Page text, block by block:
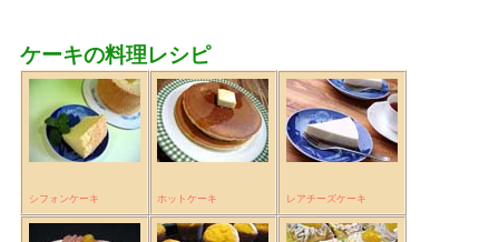
ケーキの料理レシピ
シフォンケーキ ホットケーキ レアチーズケーキ